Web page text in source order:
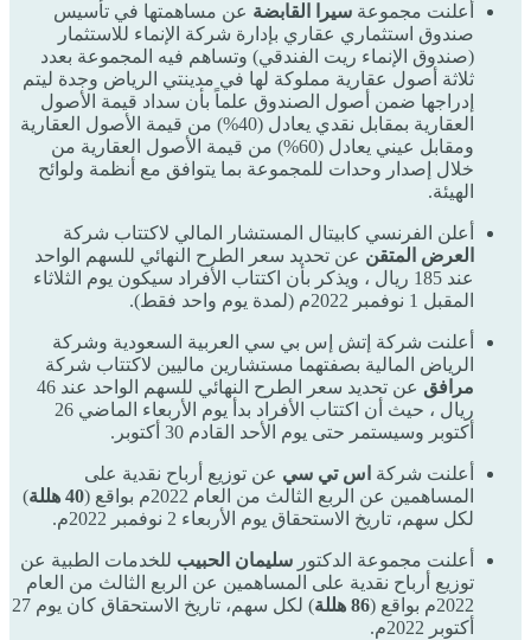
أعلنت مجموعة سيرا القابضة عن مساهمتها في تأسيس
صندوق استثماري عقاري بإدارة شركة الإنماء للاستثمار
(صندوق الإنماء ريت الفندقي) وتساهم فيه المجموعة بعدد
ثلاثة أصول عقارية مملوكة لها في مدينتي الرياض وجدة ليتم
إدراجها ضمن أصول الصندوق علماً بأن سداد قيمة الأصول
العقارية بمقابل نقدي يعادل (40%) من قيمة الأصول العقارية
ومقابل عيني يعادل (60%) من قيمة الأصول العقارية من
خلال إصدار وحدات للمجموعة بما يتوافق مع أنظمة ولوائح
الهيئة.
أعلن الفرنسي كابيتال المستشار المالي لاكتتاب شركة
العرض المتقن عن تحديد سعر الطرح النهائي للسهم الواحد
عند 185 ريال ، ويذكر بأن اكتتاب الأفراد سيكون يوم الثلاثاء
المقبل 1 نوفمبر 2022م (لمدة يوم واحد فقط).
أعلنت شركة إتش إس بي سي العربية السعودية وشركة
الرياض المالية بصفتهما مستشارين ماليين لاكتتاب شركة
مرافق
عن تحديد سعر الطرح النهائي للسهم الواحد عند 46
ريال ، حيث أن اكتتاب الأفراد بدأ يوم الأربعاء الماضي 26
أكتوبر وسيستمر حتى يوم الأحد القادم 30 أكتوبر.
أعلنت شركة اس تي سي عن توزيع أرباح نقدية على
المساهمين عن الربع الثالث من العام 2022م بواقع (
40 هللة
)
لكل سهم، تاريخ الاستحقاق يوم الأربعاء 2 نوفمبر 2022م.
أعلنت مجموعة الدكتور سليمان الحبيب للخدمات الطبية عن
توزيع أرباح نقدية على المساهمين عن الربع الثالث من العام
2022م بواقع (
86 هللة
) لكل سهم، تاريخ الاستحقاق كان يوم 27
أكتوبر 2022م.